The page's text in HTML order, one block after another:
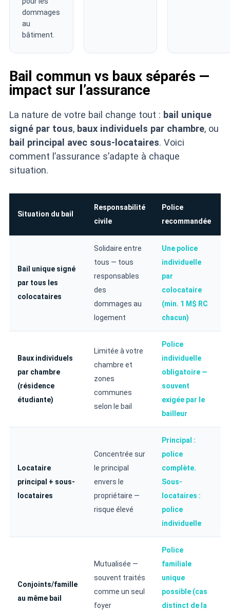
dommages
au
bâtiment.
Bail commun vs baux séparés —
impact sur l’assurance
La nature de votre bail change tout : bail unique
signé par tous, baux individuels par chambre, ou
bail principal avec sous-locataires. Voici
comment l’assurance s’adapte à chaque
situation.
Situation du bail
Responsabilité
civile
Police
recommandée
Bail unique signé
par tous les
colocataires
Solidaire entre
tous — tous
responsables
des
dommages au
logement
Une police
individuelle
par
colocataire
(min. 1 M$ RC
chacun)
Baux individuels
par chambre
(résidence
étudiante)
Limitée à votre
chambre et
zones
communes
selon le bail
Police
individuelle
obligatoire —
souvent
exigée par le
bailleur
Locataire
principal + sous-
locataires
Concentrée sur
le principal
envers le
propriétaire —
risque élevé
Principal :
police
complète.
Sous-
locataires :
police
individuelle
Conjoints/famille
au même bail
Mutualisée —
souvent traités
comme un seul
foyer
Police
familiale
unique
possible (cas
distinct de la